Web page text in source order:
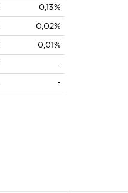
0,13%
0,02%
0,01%
-
-